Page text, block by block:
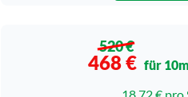
520 €
468 € für